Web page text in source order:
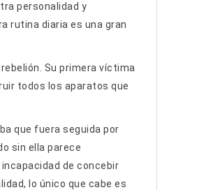
personalidad y
rutina diaria es una gran
Su primera víctima
todos los aparatos que
que fuera seguida por
sin ella parece
de concebir
lo único que cabe es